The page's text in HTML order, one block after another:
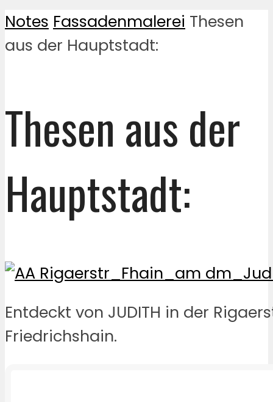
Notes Fassadenmalerei Thesen
aus der Hauptstadt:
Thesen aus der
Hauptstadt:
Entdeckt von JUDITH in der
Friedrichshain.